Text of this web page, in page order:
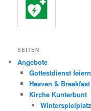
SEITEN
Angebote
Gottestdienst feiern
Heaven & Breakfast
Kirche Kunterbunt
Winterspielplatz